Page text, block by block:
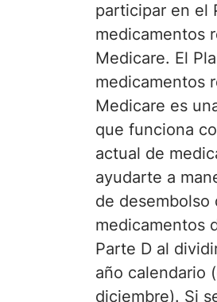
participar en el
medicamentos
Medicare. El
medicamentos
Medicare es
que funciona
actual de
ayudarte a
de desembolso
medicamentos
Parte D al
año calendario
diciembre). Si